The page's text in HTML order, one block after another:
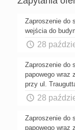
Zaproszenie do
wejścia do
28
Zaproszenie do
papowego wraz
przy ul.
28
Zaproszenie do
papowego wraz